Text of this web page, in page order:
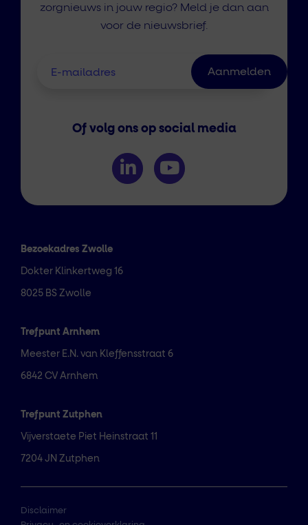
Bezoekadres Zwolle
Dokter Klinkertweg 16
8025 BS Zwolle
Trefpunt Arnhem
Meester E.N. van Kleffensstraat 6
6842 CV Arnhem
Trefpunt Zutphen
Vijverstaete Piet Heinstraat 11
7204 JN Zutphen
Disclaimer
zorgnieuws in jouw regio? Meld je dan aan
voor de nieuwsbrief.
Of volg ons op social media